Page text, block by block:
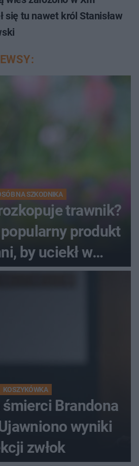
się tu nawet król Stanisław
NA SZKODNIKA
trawnik?
produkt
by uciekł w
KOSZYKÓWKA
Brandona
wyniki
zwłok